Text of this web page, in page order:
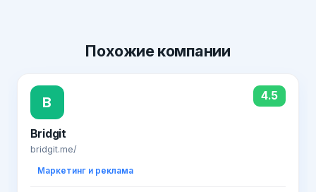
Похожиекомпании
B 4.5
Bridgit
bridgit.me/
Маркетинг и реклама